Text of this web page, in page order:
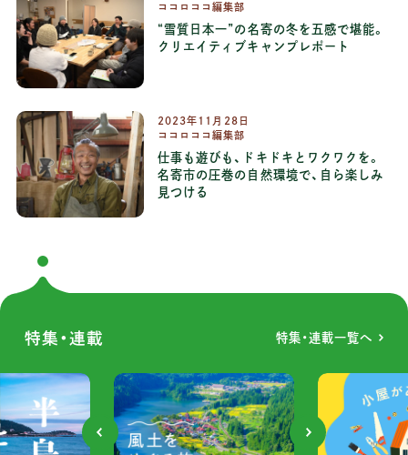
ココロココ編集部
“雪質日本一”の名寄の冬を五感で堪能。
クリエイティブキャンプレポート
2023年11月28日
ココロココ編集部
仕事も遊びも、ドキドキとワクワクを。
名寄市の圧巻の自然環境で、自ら楽しみ
見つける
特集・連載 特集・連載一覧へ